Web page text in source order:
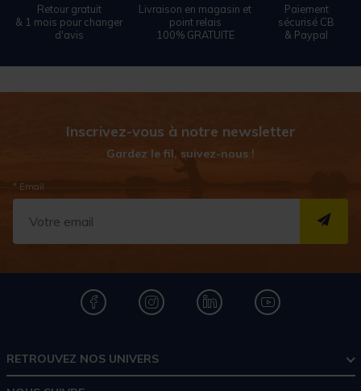
Retour gratuit
& 1 mois pour changer
d'avis
Livraison en magasin et
point relais
100% GRATUITE
Paiement
sécurisé CB
& Paypal
Inscrivez-vous à notre newsletter
Gardez le fil, suivez-nous !
* Email
RETROUVEZ NOS UNIVERS